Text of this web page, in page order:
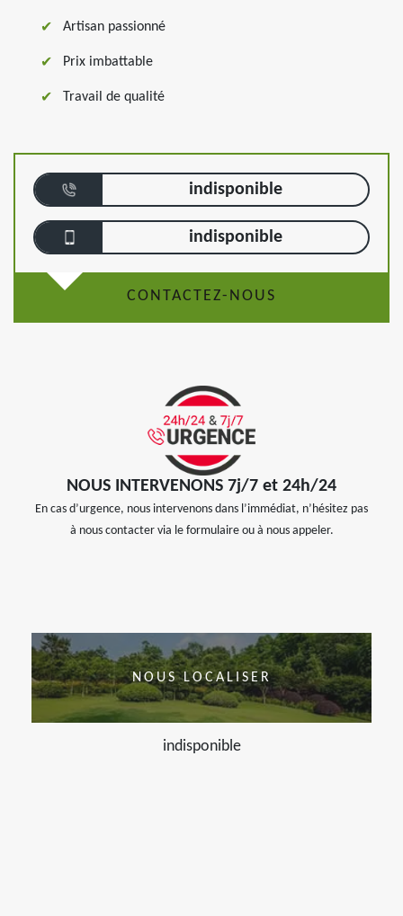
Artisan passionné
Prix imbattable
Travail de qualité
indisponible
indisponible
CONTACTEZ-NOUS
NOUS INTERVENONS 7j/7 et 24h/24
En cas d’urgence, nous intervenons dans l’immédiat, n’hésitez pas
à nous contacter via le formulaire ou à nous appeler.
NOUS LOCALISER
indisponible